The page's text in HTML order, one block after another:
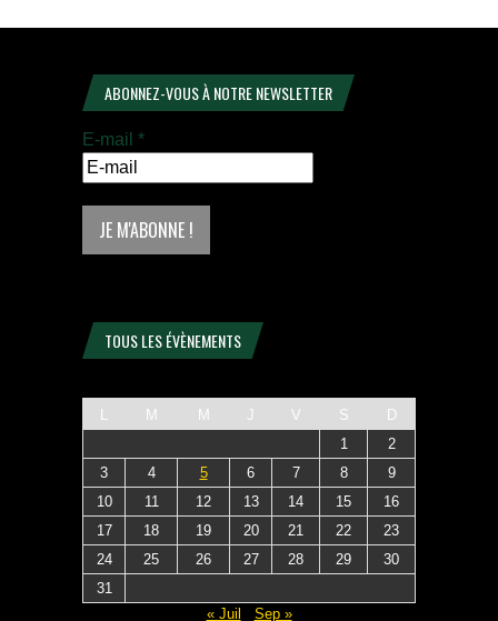
ABONNEZ-VOUS À NOTRE NEWSLETTER
E-mail *
TOUS LES ÉVÈNEMENTS
L M M J V S
D
1
2
3
4 5 6 7 8
9
10
11 12 13 14 15
16
17
18 19 20 21 22
23
24
25 26 27 28 29
30
31
« Juil
Sep »